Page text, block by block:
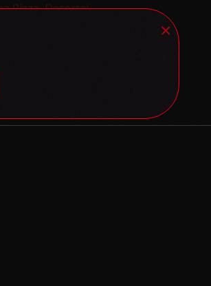
×
Pizza,Desertai